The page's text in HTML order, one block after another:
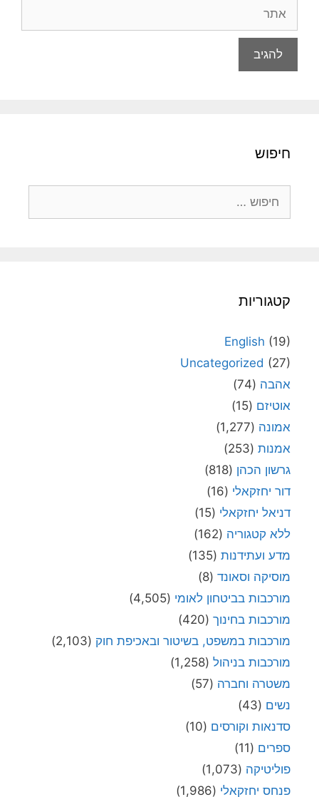
חיפוש
קטגוריות
English (19)
Uncategorized (27)
אהבה (74)
אוטיזם (15)
אמונה (1,277)
אמנות (253)
גרשון הכהן (818)
דור יחזקאלי (16)
דניאל יחזקאלי (15)
ללא קטגוריה (162)
מדע ועתידנות (135)
מוסיקה וסאונד (8)
מורכבות בביטחון לאומי (4,505)
מורכבות בחינוך (420)
מורכבות במשפט, בשיטור ובאכיפת חוק (2,103)
מורכבות בניהול (1,258)
משטרה וחברה (57)
נשים (43)
סדנאות וקורסים (10)
ספרים (11)
פוליטיקה (1,073)
פנחס יחזקאלי (1,986)